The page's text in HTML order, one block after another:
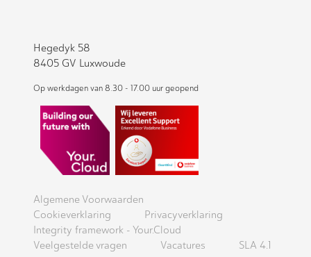
Hegedyk 58
8405 GV Luxwoude
Op werkdagen van 8.30 - 17.00 uur geopend
Algemene Voorwaarden
Cookieverklaring
Privacyverklaring
Integrity framework - Your.Cloud
Veelgestelde vragen
Vacatures SLA 4.1